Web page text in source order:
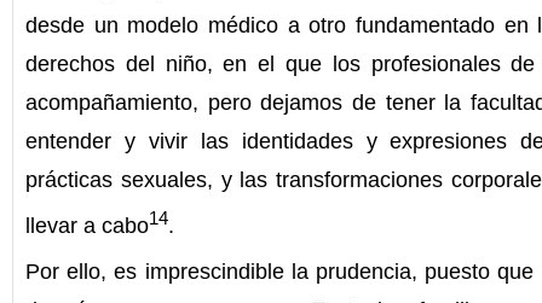
desde un modelo médico a otro fundamentado en
derechos del niño, en el que los profesionales
acompañamiento, pero dejamos de tener la
entender y vivir las identidades y expresiones
prácticas sexuales, y las transformaciones
llevar a cabo14.
Por ello, es imprescindible la prudencia, puesto